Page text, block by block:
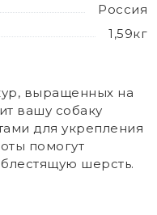
Россия
1,59кг
выращенных на
вашу собаку
для укрепления
помогут
шерсть.